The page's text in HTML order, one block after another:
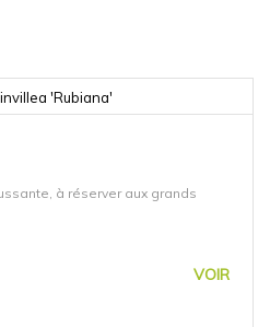
à réserver aux grands
VOIR